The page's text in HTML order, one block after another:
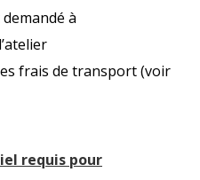
à
frais de transport (voir
requis pour